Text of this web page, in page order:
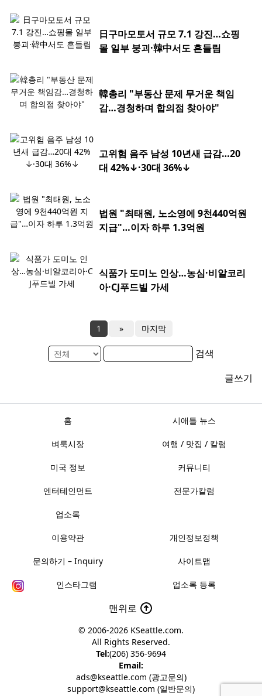
日구마모토서 규모 7.1 강진…쇼핑
몰 일부 붕괴·韓中서도 흔들림
韓총리 "부동산 문제 무거운 책임
감…경청하며 합의점 찾아야"
고위험 음주 남성 10년새 급감…20
대 42%↓·30대 36%↓
법원 "최태원, 노소영에 9천440억원
지급"…이자 하루 1.3억원
식품가 도미노 인상…농심·비알코리
아·CJ푸드빌 가세
1 » 마지막
검색
글쓰기
홈 시애틀 뉴스
벼룩시장 여행 / 맛집 / 칼럼
미국 정보 커뮤니티
엔터테인먼트 전문가칼럼
업소록
이용약관 개인정보정책
문의하기 – Inquiry 사이트맵
인스타그램 업소록 등록
맨위로
© 2006-2026 KSeattle.com.
All Rights Reserved.
Tel:(206) 356-9694
Email:
ads@kseattle.com (광고문의)
support@kseattle.com (일반문의)